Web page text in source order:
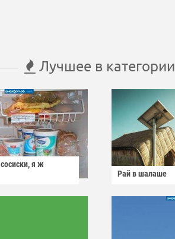
Лучшее в категории
я ж
Рай в шалаше